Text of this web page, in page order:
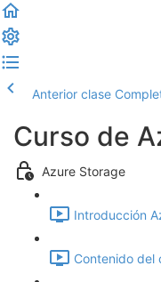
Anterior clase
Curso de
Azure Storage
Introducción
Contenido del